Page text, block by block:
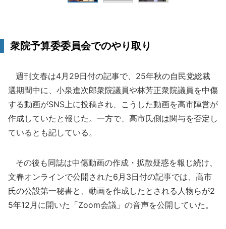
衆院予算委委員会でのやり取り
週刊文春は4月29日付の記事で、25年秋の自民党総裁
選期間中に、小泉進次郎衆院議員や林芳正衆院議員を中傷
する動画がSNS上に投稿され、こうした動画を高市陣営が
作成していたと報じた。一方で、高市氏側は関与を否定し
ているとも記している。
その後も同誌は中傷動画の作成・拡散疑惑を報じ続け、
文春オンラインで公開された6月3日付の記事では、高市
氏の公設第一秘書と、動画を作成したとされる人物らが2
5年12月に開いた「Zoom会議」の音声を公開していた。